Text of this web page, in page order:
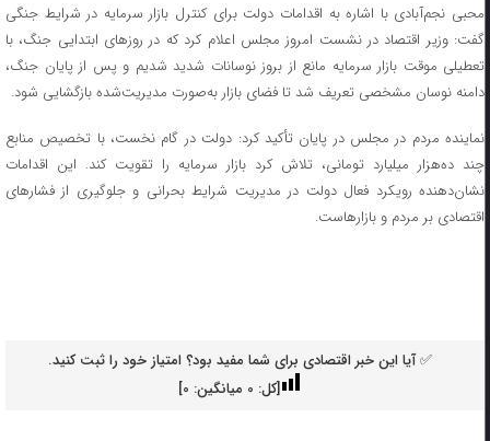
محبی نجم‌آبادی با اشاره به اقدامات دولت برای کنترل بازار سرمایه در شرایط جنگی
گفت: وزیر اقتصاد در نشست امروز مجلس اعلام کرد که در روز‌های ابتدایی جنگ، با
تعطیلی موقت بازار سرمایه مانع از بروز نوسانات شدید شدیم و پس از پایان جنگ،
دامنه نوسان مشخصی تعریف شد تا فضای بازار به‌صورت مدیریت‌شده بازگشایی شود.
نماینده مردم در مجلس در پایان تأکید کرد: دولت در گام نخست، با تخصیص منابع
چند ده‌هزار میلیارد تومانی، تلاش کرد بازار سرمایه را تقویت کند. این اقدامات
نشان‌دهنده رویکرد فعال دولت در مدیریت شرایط بحرانی و جلوگیری از فشار‌های
اقتصادی بر مردم و بازارهاست.
✅ آیا این خبر اقتصادی برای شما مفید بود؟ امتیاز خود را ثبت کنید.
[کل: 0میانگین: 0
]